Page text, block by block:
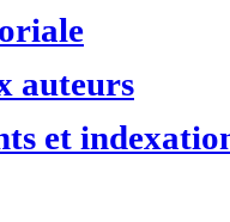
auteurs
et